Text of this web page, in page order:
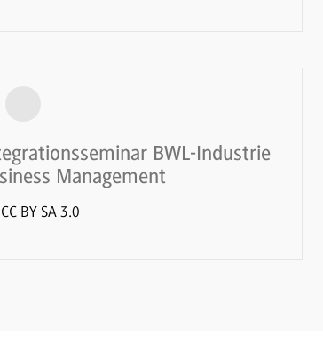
BWL-Industrie
Management
BY SA 3.0